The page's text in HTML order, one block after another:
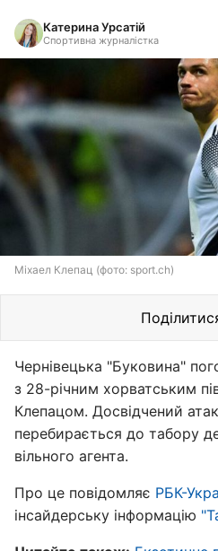
Катерина Урсатій
Спортивна журналістка
Міхаел Клепац (фото: sport.ch)
Чернівецька "Буковина"
з 28-річним хорватським
Клепацом. Досвідчений
перебирається до табору
вільного агента.
Про це повідомляє РБК-
інсайдерську інформацію